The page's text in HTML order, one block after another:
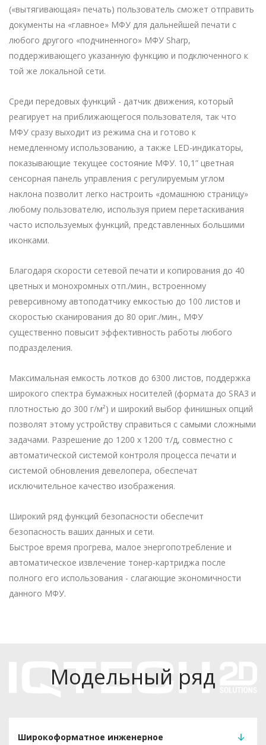
(«вытягивающая» печать) пользователь сможет отправить
документы на «главное» МФУ для дальнейшей печати с
любого другого «подчиненного» МФУ Sharp,
поддерживающего указанную функцию и подключенного к
той же локальной сети.
Среди передовых функций - датчик движения, который
реагирует на приближающегося пользователя, так что
МФУ сразу выходит из режима сна и готово к
немедленному использованию, а также LED-индикаторы,
показывающие текущее состояние МФУ. 10,1” цветная
сенсорная панель управления с регулируемым углом
наклона позволит легко настроить «домашнюю страницу»
любому пользователю, используя прием перетаскивания
часто используемых функций, представленных большими
иконками.
Благодаря скорости сетевой печати и копирования до 40
цветных и монохромных отп./мин., встроенному
реверсивному автоподатчику емкостью до 100 листов и
скоростью сканирования до 80 ориг./мин., МФУ
существенно повысит эффективность работы любого
подразделения.
Максимальная емкость лотков до 6300 листов, поддержка
широкого спектра бумажных носителей (формата до SRA3 и
плотностью до 300 г/м²) и широкий выбор финишных опций
позволят этому устройству справиться с самыми сложными
задачами. Разрешение до 1200 x 1200 т/д, совместно с
автоматической системой контроля процесса печати и
системой обновления девелопера, обеспечат
исключительное качество изображения.
Широкий ряд функций безопасности обеспечит
безопасность ваших данных и сети.
Быстрое время прогрева, малое энергопотребление и
автоматическое извлечение тонер-картриджа после
полного его использования - слагающие экономичности
данного МФУ.
Модельный ряд
Широкоформатное инженерное